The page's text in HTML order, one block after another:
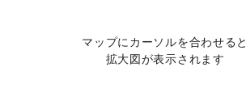
マップにカーソルを合わせると
拡大図が表示されます